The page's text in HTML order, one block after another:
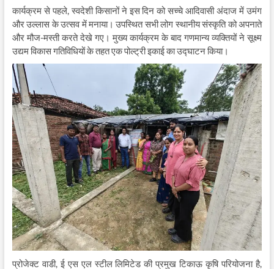
कार्यक्रम से पहले, स्वदेशी किसानों ने इस दिन को सच्चे आदिवासी अंदाज में उमंग
और उल्लास के उत्सव में मनाया। उपस्थित सभी लोग स्थानीय संस्कृति को अपनाते
और मौज-मस्ती करते देखे गए। मुख्य कार्यक्रम के बाद गणमान्य व्यक्तियों ने सूक्ष्म
उद्यम विकास गतिविधियों के तहत एक पोल्ट्री इकाई का उद्घाटन किया।
प्रोजेक्ट वाडी, ई एस एल स्टील लिमिटेड की प्रमुख टिकाऊ कृषि परियोजना है,